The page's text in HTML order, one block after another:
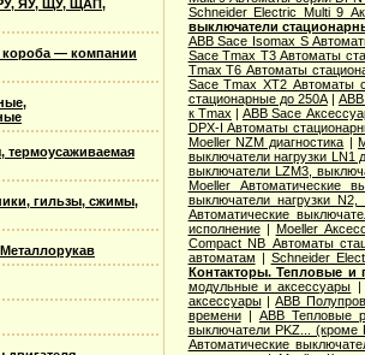
ЯУ, ЩУ, ЩАП,
короба — компании
термоусаживаемая
гильзы, сжимы,
Schneider Electric Multi 9
выключатели
ABB Sace Isomax S
Sace Tmax T3 Автоматы
Tmax T6 Автоматы
Sace Tmax XT2 Автоматы
стационарные до 250А|
к Tmax | ABB Sace
DPX-I Автоматы
Moeller NZM диагностика |
выключатели нагрузки LN1
выключатели LZM3,
Moeller Автоматические
выключатели нагрузки
Автоматические
исполнение| Moeller
Compact NB Автоматы
автоматам | Schneider
Контакторы. Тепловые и
модульные и аксессуары
аксессуары|ABB
времени| ABB Тепловые
выключатели PKZ... (кроме
Автоматические